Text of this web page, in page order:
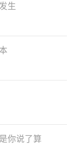
生
你说了算